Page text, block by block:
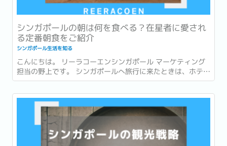
シンガポールの朝は何を食べる？在星者に愛され
る定番朝食をご紹介
シンガポール生活を知る
こんにちは。 リーラコーエンシンガポール マーケティング
担当の野上です。 シンガポールへ旅行に来たときは、ホテル
での朝食を楽しんだり、有名店でローカルグルメを味わった
りすることが多いかもしれません。 一方で、実際に暮らし始
めると、「朝食」は毎日の生活の一部になります。...